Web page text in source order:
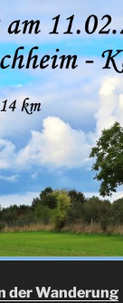
der Wanderung